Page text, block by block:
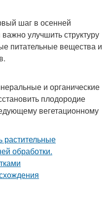
шаг в осенней
улучшить структуру
питательные вещества и
и органические
плодородие
вегетационному